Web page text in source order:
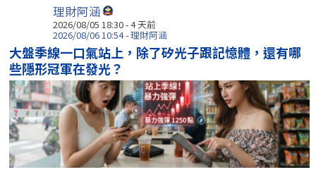
理財阿涵
2026/08/05 18:30 - 4 天前
2026/08/06 10:54 - 理財阿涵
大盤季線一口氣站上，除了矽光子跟記憶體，還有哪
些隱形冠軍在發光？